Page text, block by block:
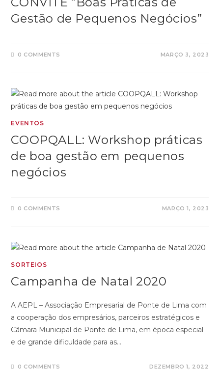
Gestão de Pequenos Negócios”
0 COMMENTS MARÇO 3, 2023
EVENTOS
COOPQALL: Workshop práticas
de boa gestão em pequenos
negócios
0 COMMENTS MARÇO 1, 2023
SORTEIOS
Campanha de Natal 2020
A AEPL – Associação Empresarial de Ponte de Lima com
a cooperação dos empresários, parceiros estratégicos e
Câmara Municipal de Ponte de Lima, em época especial
e de grande dificuldade para as…
0 COMMENTS DEZEMBRO 1, 2022